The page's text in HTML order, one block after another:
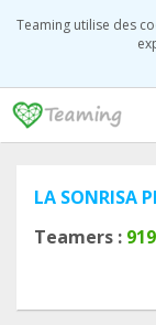
Teaming utilise des
LA SONRISA
Teamers : 919